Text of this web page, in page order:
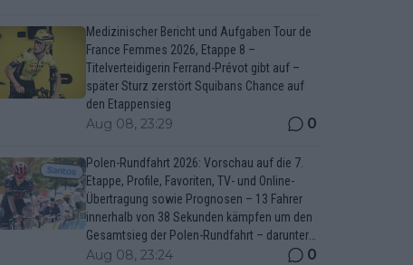
Medizinischer Bericht und Aufgaben Tour de
France Femmes 2026, Etappe 8 –
Titelverteidigerin Ferrand-Prévot gibt auf –
später Sturz zerstört Squibans Chance auf
den Etappensieg
Aug 08, 23:29 0
Polen-Rundfahrt 2026: Vorschau auf die 7.
Etappe, Profile, Favoriten, TV- und Online-
Übertragung sowie Prognosen – 13 Fahrer
innerhalb von 38 Sekunden kämpfen um den
Gesamtsieg der Polen-Rundfahrt – darunter
Marco Brenner und Jan Christen
Aug 08, 23:24 0